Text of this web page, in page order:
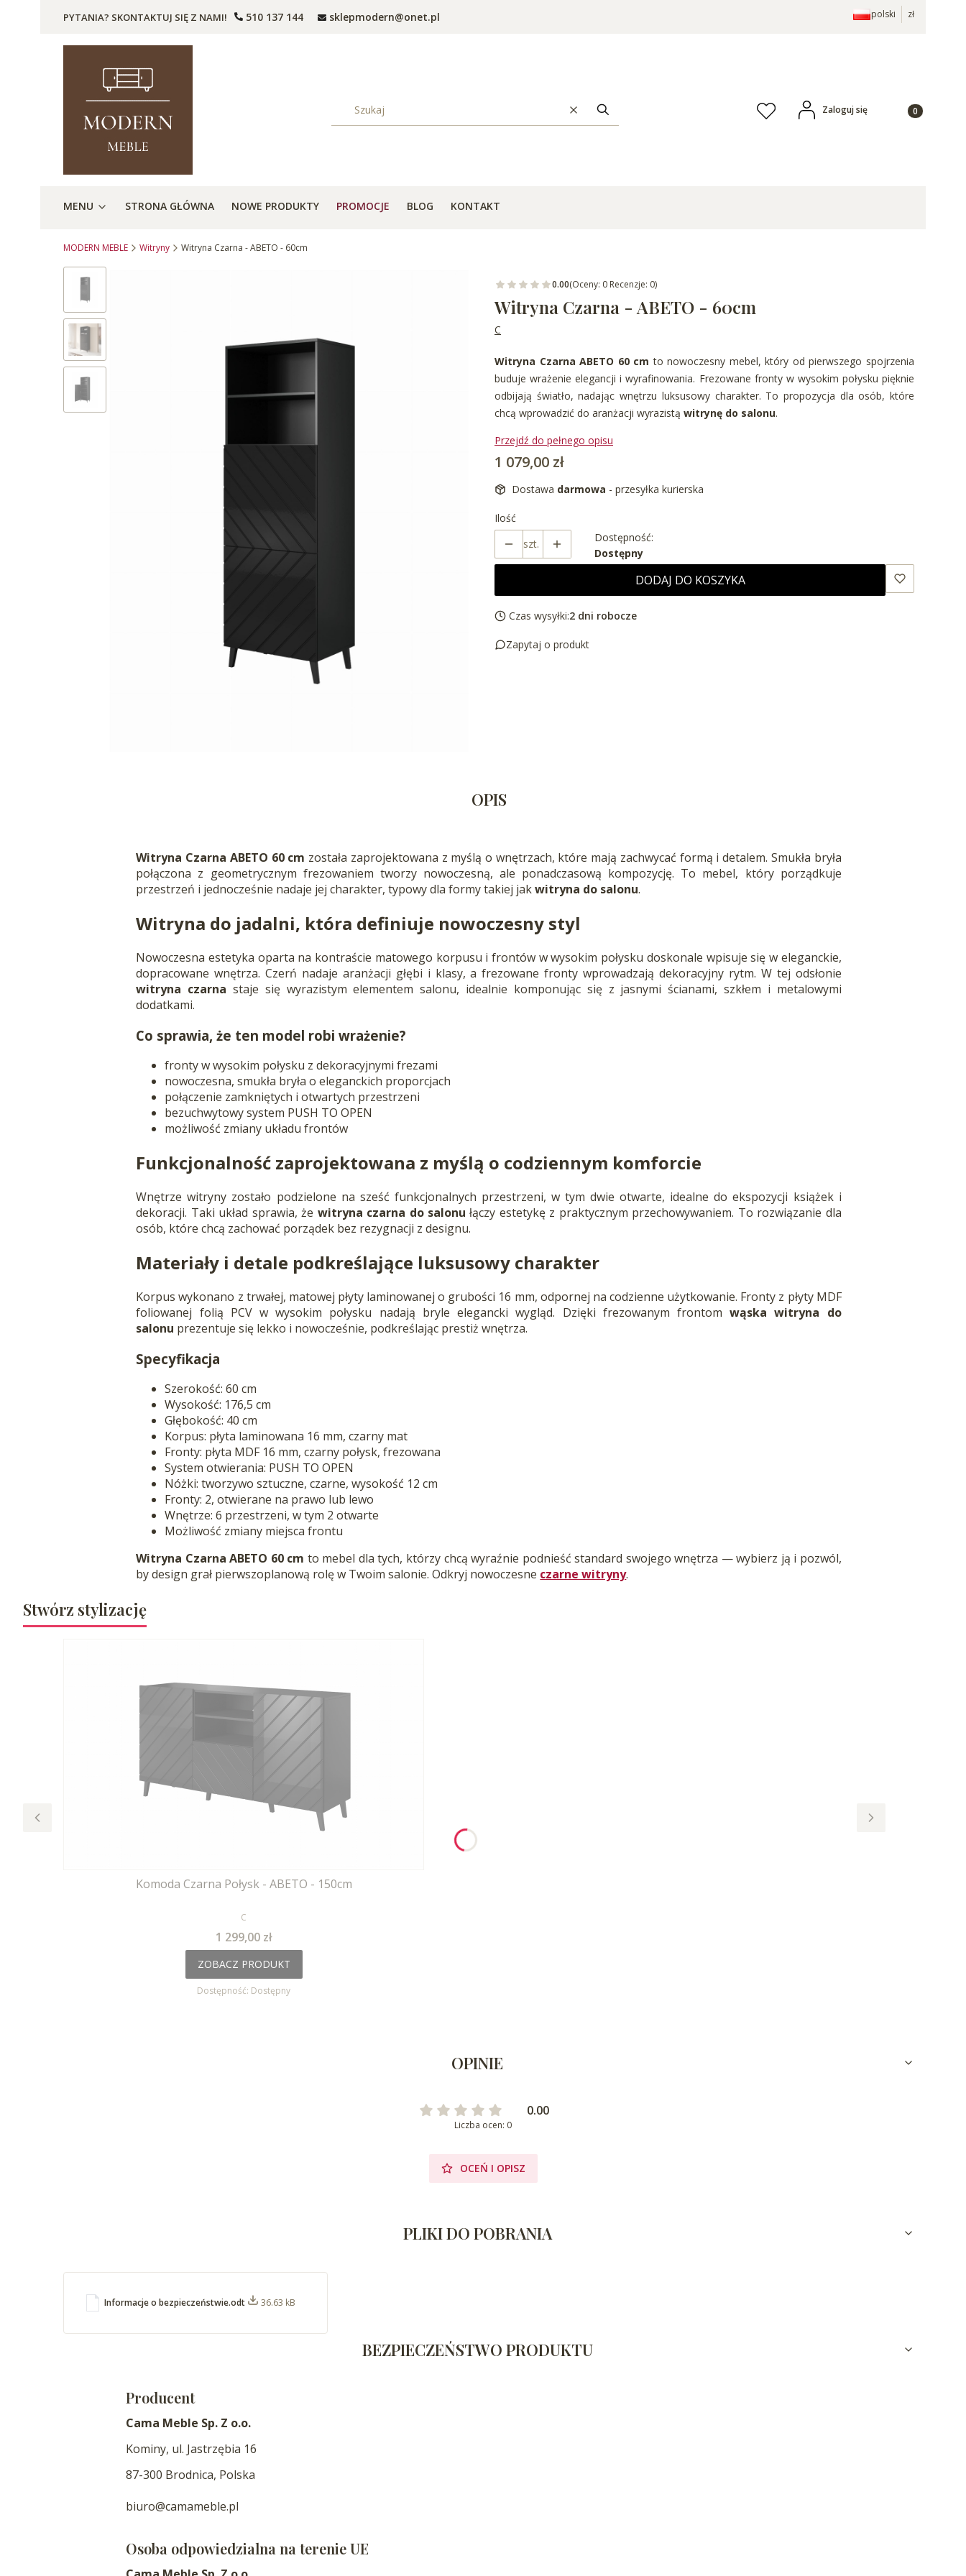
PYTANIA? SKONTAKTUJ SIĘ Z NAMI! 510 137 144 sklepmodern@onet.pl polski zł
WyczyśćSzukaj Ulubione Zaloguj się Produkty w
MENU STRONA GŁÓWNA NOWE PRODUKTY PROMOCJE BLOG KONTAKT
MODERN MEBLE Witryny Witryna Czarna - ABETO - 60cm
0.00(Oceny: 0 Recenzje: 0)
Witryna Czarna - ABETO - 60cm
C
Witryna Czarna ABETO 60 cm to nowoczesny mebel, który od pierwszego spojrzenia
buduje wrażenie elegancji i wyrafinowania. Frezowane fronty w wysokim połysku pięknie
odbijają światło, nadając wnętrzu luksusowy charakter. To propozycja dla osób, które
chcą wprowadzić do aranżacji wyrazistą witrynę do salonu.
Przejdź do pełnego opisu
Cena
1 079,00 zł
Dostawa darmowa - przesyłka kurierska
Ilość
szt.
Dostępność:
Dostępny
DODAJ DO KOSZYKA
Czas wysyłki:2 dni robocze
Zapytaj o produkt
OPIS
Witryna Czarna ABETO 60 cm została zaprojektowana z myślą o wnętrzach, które mają zachwycać formą i detalem. Smukła bryła
połączona z geometrycznym frezowaniem tworzy nowoczesną, ale ponadczasową kompozycję. To mebel, który porządkuje
przestrzeń i jednocześnie nadaje jej charakter, typowy dla formy takiej jakwitryna do salonu.
Witryna do jadalni, która definiuje nowoczesny styl
Nowoczesna estetyka oparta na kontraście matowego korpusu i frontów w wysokim połysku doskonale wpisuje się w eleganckie,
dopracowane wnętrza. Czerń nadaje aranżacji głębi i klasy, a frezowane fronty wprowadzają dekoracyjny rytm. W tej odsłonie
witryna czarna staje się wyrazistym elementem salonu, idealnie komponując się z jasnymi ścianami, szkłem i metalowymi
dodatkami.
Co sprawia, że ten model robi wrażenie?
fronty w wysokim połysku z dekoracyjnymi frezami
nowoczesna, smukła bryła o eleganckich proporcjach
połączenie zamkniętych i otwartych przestrzeni
bezuchwytowy system PUSH TO OPEN
możliwość zmiany układu frontów
Funkcjonalność zaprojektowana z myślą o codziennym komforcie
Wnętrze witryny zostało podzielone na sześć funkcjonalnych przestrzeni, w tym dwie otwarte, idealne do ekspozycji książek i
dekoracji. Taki układ sprawia, że witryna czarna do salonu łączy estetykę z praktycznym przechowywaniem. To rozwiązanie dla
osób, które chcą zachować porządek bez rezygnacji z designu.
Materiały i detale podkreślające luksusowy charakter
Korpus wykonano z trwałej, matowej płyty laminowanej o grubości 16 mm, odpornej na codzienne użytkowanie. Fronty z płyty MDF
foliowanej folią PCV w wysokim połysku nadają bryle elegancki wygląd. Dzięki frezowanym frontomwąska witryna do
salonu prezentuje się lekko i nowocześnie, podkreślając prestiż wnętrza.
Specyfikacja
Szerokość: 60 cm
Wysokość: 176,5 cm
Głębokość: 40 cm
Korpus: płyta laminowana 16 mm, czarny mat
Fronty: płyta MDF 16 mm, czarny połysk, frezowana
System otwierania: PUSH TO OPEN
Nóżki: tworzywo sztuczne, czarne, wysokość 12 cm
Fronty: 2, otwierane na prawo lub lewo
Wnętrze: 6 przestrzeni, w tym 2 otwarte
Możliwość zmiany miejsca frontu
Witryna Czarna ABETO 60 cm to mebel dla tych, którzy chcą wyraźnie podnieść standard swojego wnętrza — wybierz ją i pozwól,
by design grał pierwszoplanową rolę w Twoim salonie. Odkryj nowoczesne czarne witryny.
Stwórz stylizację
Komoda Czarna Połysk - ABETO - 150cm
PRODUCENT
C
Cena
1 299,00 zł
ZOBACZ PRODUKT
Dostępność: Dostępny
OPINIE
0.00
Liczba ocen: 0
OCEŃ I OPISZ
PLIKI DO POBRANIA
Informacje o bezpieczeństwie.odt 36.63 kB
BEZPIECZEŃSTWO PRODUKTU
Producent
Cama Meble Sp. Z o.o.
Kominy, ul. Jastrzębia 16
87-300 Brodnica, Polska
biuro@camameble.pl
Osoba odpowiedzialna na terenie UE